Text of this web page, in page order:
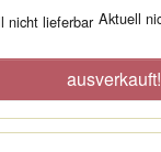
Aktuell
ausverkauft!